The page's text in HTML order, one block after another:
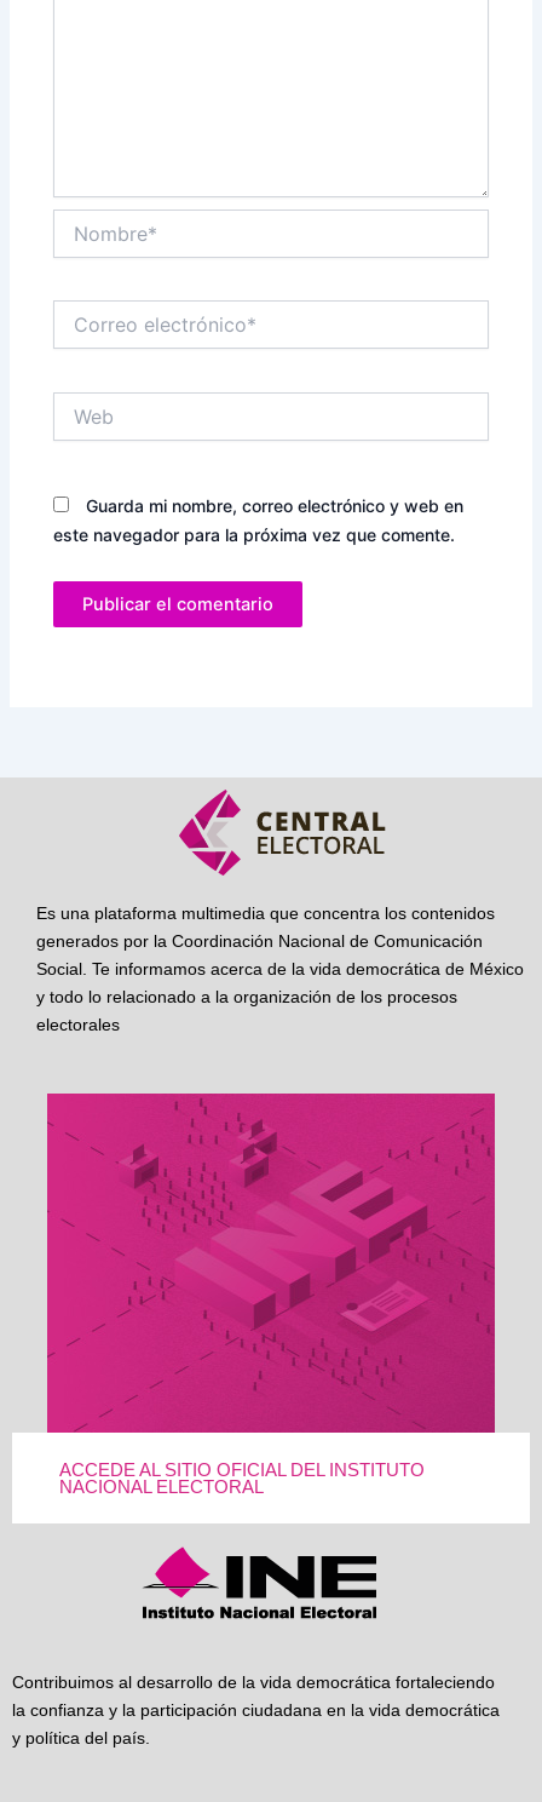
electrónico*
Guarda mi nombre, correo electrónico y web en
este navegador para la próxima vez que comente.
Es una plataforma multimedia que concentra los contenidos
generados por la Coordinación Nacional de Comunicación
Social. Te informamos acerca de la vida democrática de México
y todo lo relacionado a la organización de los procesos
electorales
ACCEDE AL SITIO OFICIAL DEL INSTITUTO
NACIONAL ELECTORAL
Contribuimos al desarrollo de la vida democrática fortaleciendo
la confianza y la participación ciudadana en la vida democrática
y política del país.